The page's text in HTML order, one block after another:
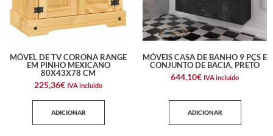
MÓVEL DE TV CORONA RANGE
EM PINHO MEXICANO
80X43X78 CM
225,36€ IVA incluido
ADICIONAR
MÓVEIS CASA DE BANHO 9 PÇS E
CONJUNTO DE BACIA, PRETO
644,10€ IVA incluido
ADICIONAR